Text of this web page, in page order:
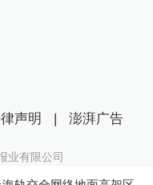
声明 | 澎湃广告
业有限公司
备14003370号